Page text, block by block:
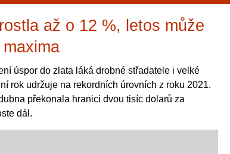
až o 12 %, letos může
úspor do zlata láká drobné střadatele i velké
rok udržuje na rekordních úrovních z roku 2021.
překonala hranici dvou tisíc dolarů za
dál.
Průvodce kasinovými hrami v Brně: Od
rulety po video automaty
Brno je městem známým pro zajímavé památky, skvělé
restaurace, divadla a univerzity. Mimo jiné je ale také
místem, kde si můžete legálně a bezpečně vyzkoušet
různé kasinové hry. V neustále kvetoucí moravské
metropoli naleznete širokou nabídku her od klasické